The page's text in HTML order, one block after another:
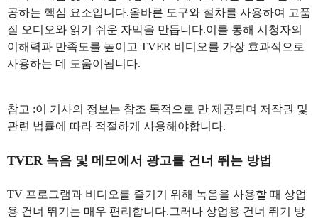
공하는 핵심 요소입니다.올바른 도구와 절차를 사용하여 고품
질 오디오와 읽기 쉬운 자막을 만듭니다.이를 통해 시청자의
이해력과 만족도를 높이고 TVER 비디오를 가장 효과적으로
사용하는 데 도움이됩니다.
참고 :이 기사의 정보는 참조 목적으로 만 제공되며 저작권 및
관련 법률에 따라 적절하게 사용해야합니다.
TVER 녹음 및 메모에서 광고를 건너 뛰는 방법
TV 프로그램과 비디오를 즐기기 위해 녹음을 사용할 때 상업
용 건너 뛰기는 매우 편리합니다.그러나 상업용 건너 뛰기 방